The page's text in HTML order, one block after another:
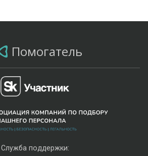
Помогатель
Служба поддержки: